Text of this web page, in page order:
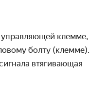
клемме,
болту (клемме).
втягивающая